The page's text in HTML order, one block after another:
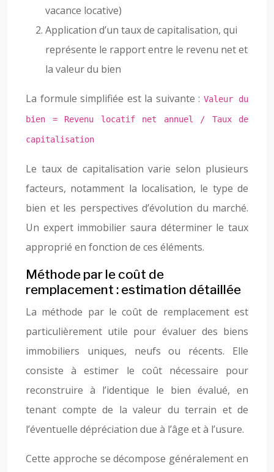
vacance locative)
Application d’un taux de capitalisation, qui
représente le rapport entre le revenu net et
la valeur du bien
La formule simplifiée est la suivante : Valeur du
bien = Revenu locatif net annuel / Taux de
capitalisation
Le taux de capitalisation varie selon plusieurs
facteurs, notamment la localisation, le type de
bien et les perspectives d’évolution du marché.
Un expert immobilier saura déterminer le taux
approprié en fonction de ces éléments.
Méthode par le coût de
remplacement : estimation détaillée
La méthode par le coût de remplacement est
particulièrement utile pour évaluer des biens
immobiliers uniques, neufs ou récents. Elle
consiste à estimer le coût nécessaire pour
reconstruire à l’identique le bien évalué, en
tenant compte de la valeur du terrain et de
l’éventuelle dépréciation due à l’âge et à l’usure.
Cette approche se décompose généralement en